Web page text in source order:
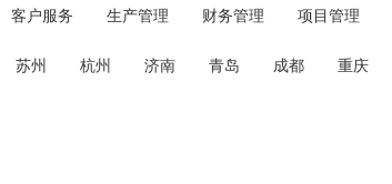
客户服务 生产管理 财务管理 项目管理
苏州 杭州 济南 青岛 成都 重庆